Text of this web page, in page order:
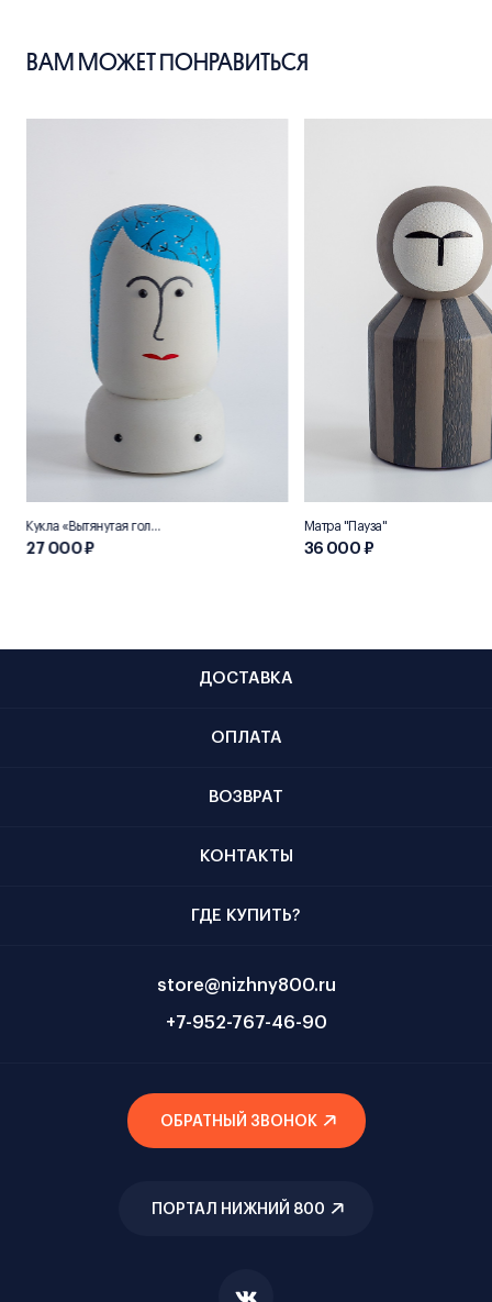
ВАМ МОЖЕТ ПОНРАВИТЬСЯ
Кукла «Вытянутая голова»
27 000 ₽
Матра "Пауза"
36 000 ₽
ДОСТАВКА
ОПЛАТА
ВОЗВРАТ
КОНТАКТЫ
ГДЕ КУПИТЬ?
store@nizhny800.ru
+7-952-767-46-90
ОБРАТНЫЙ ЗВОНОК
ПОРТАЛ НИЖНИЙ 800